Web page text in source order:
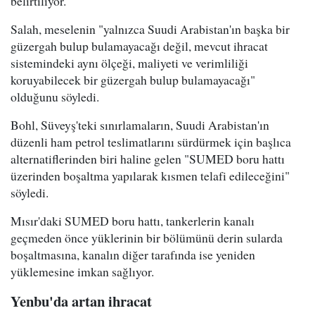
Salah, meselenin "yalnızca Suudi Arabistan'ın başka bir
güzergah bulup bulamayacağı değil, mevcut ihracat
sistemindeki aynı ölçeği, maliyeti ve verimliliği
koruyabilecek bir güzergah bulup bulamayacağı"
olduğunu söyledi.
Bohl, Süveyş'teki sınırlamaların, Suudi Arabistan'ın
düzenli ham petrol teslimatlarını sürdürmek için başlıca
alternatiflerinden biri haline gelen "SUMED boru hattı
üzerinden boşaltma yapılarak kısmen telafi edileceğini"
söyledi.
Mısır'daki SUMED boru hattı, tankerlerin kanalı
geçmeden önce yüklerinin bir bölümünü derin sularda
boşaltmasına, kanalın diğer tarafında ise yeniden
yüklemesine imkan sağlıyor.
Yenbu'da artan ihracat